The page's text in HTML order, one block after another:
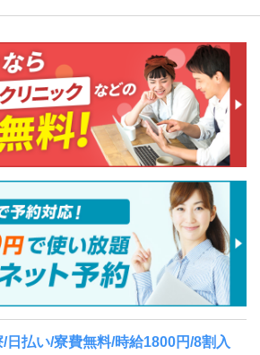
日払い/寮費無料/時給1800円/8割入